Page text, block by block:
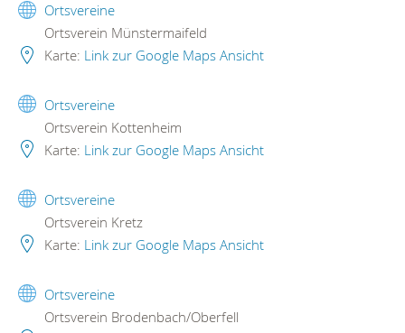
Ortsvereine
Ortsverein Münstermaifeld
Karte: Link zur Google Maps Ansicht
Ortsvereine
Ortsverein Kottenheim
Karte: Link zur Google Maps Ansicht
Ortsvereine
Ortsverein Kretz
Karte: Link zur Google Maps Ansicht
Ortsvereine
Ortsverein Brodenbach/Oberfell